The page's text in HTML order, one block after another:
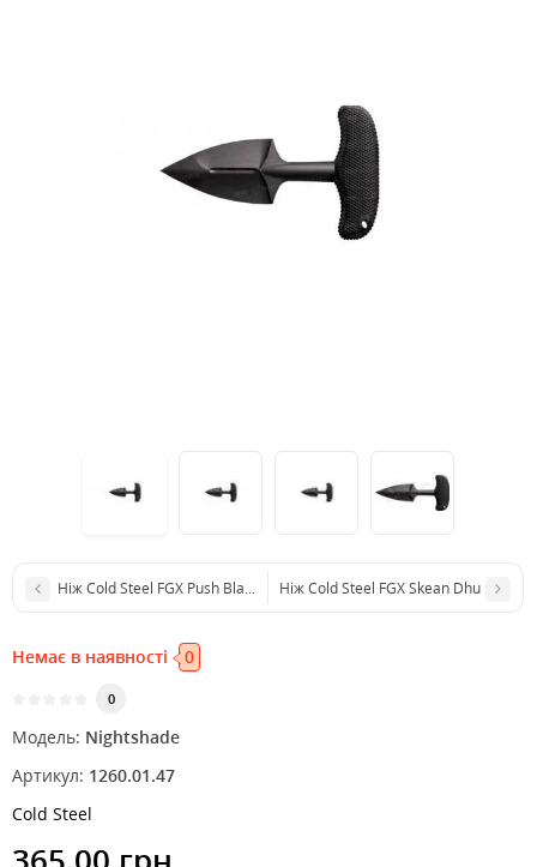
Ніж Cold Steel FGX Push Blade I Ніж Cold Steel FGX Skean Dhu
Немає в наявності 0
0
Модель: Nightshade
Артикул: 1260.01.47
Cold Steel